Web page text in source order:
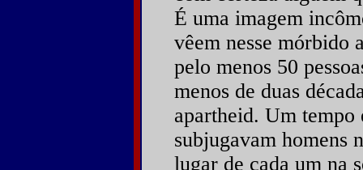
É uma imagem
vêem nesse mórbido
pelo menos 50
menos de duas
apartheid. Um tempo
subjugavam homens
lugar de cada um na